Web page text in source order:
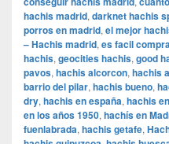
hachis madrid, darknet hachis
porros en madrid, el mejor
– Hachis madrid, es facil
hachis, geocities hachis, good
pavos, hachis alcorcon, hachis
barrio del pilar, hachis bueno,
dry, hachis en españa, hachis
en los años 1950, hachís en
fuenlabrada, hachis getafe,